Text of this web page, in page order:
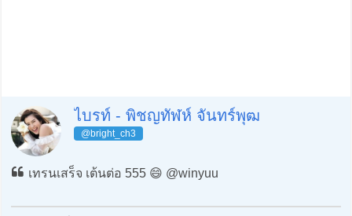
ไบรท์ - พิชญทัฬห์ จันทร์พุฒ
@bright_ch3
เทรนเสร็จ เต้นต่อ 555 😄 @winyuu